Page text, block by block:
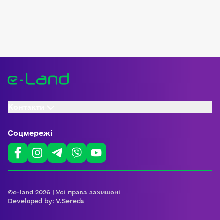
Соцмережі
©e-land 2026 | Усі права захищені
Developed by: V.Sereda